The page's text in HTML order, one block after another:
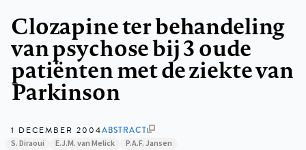
Clozapine ter behandeling
van psychose bij 3 oude
patiënten met de ziekte van
Parkinson
1 DECEMBER 2004ABSTRACT
S. Diraoui
E.J.M. van Melick P.A.F. Jansen